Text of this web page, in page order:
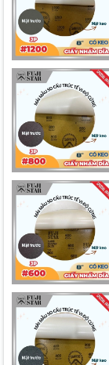
Hình ảnh bề mặt
(10um, 20um,
3. Ưu điểm
cương:
MD FLEXIBLE
giảm các quy
giúp giảm thời
Đĩa FLEXIBLE